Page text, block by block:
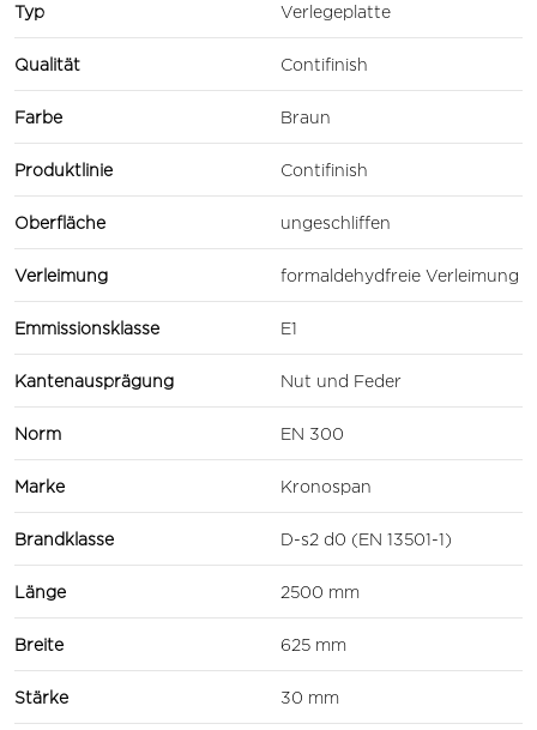
Typ Verlegeplatte
Qualität Contifinish
Farbe Braun
Produktlinie Contifinish
Oberfläche ungeschliffen
Verleimung formaldehydfreie Verleimung
Emmissionsklasse E1
Kantenausprägung Nut und Feder
Norm EN 300
Marke Kronospan
Brandklasse D-s2 d0 (EN 13501-1)
Länge 2500 mm
Breite 625 mm
Stärke 30 mm